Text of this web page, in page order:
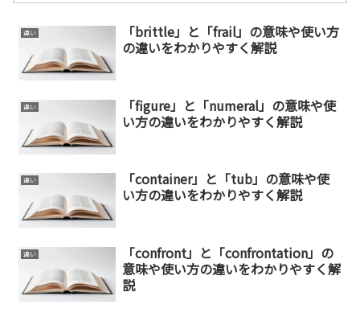
違い
「brittle」と「frail」の意味や使い方
の違いをわかりやすく解説
違い
「figure」と「numeral」の意味や使
い方の違いをわかりやすく解説
違い
「container」と「tub」の意味や使
い方の違いをわかりやすく解説
違い
「confront」と「confrontation」の
意味や使い方の違いをわかりやすく解
説